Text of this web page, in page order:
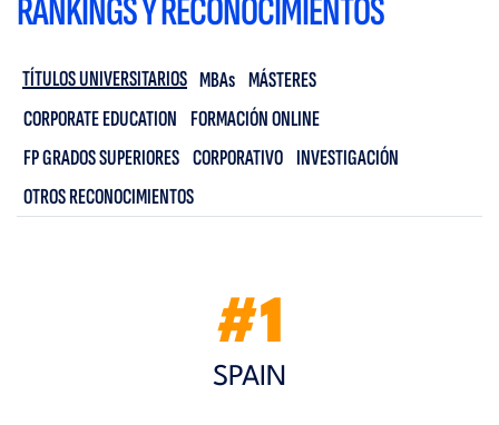
RANKINGS Y RECONOCIMIENTOS
TÍTULOS UNIVERSITARIOS MBAs MÁSTERES
CORPORATE EDUCATION FORMACIÓN ONLINE
FP GRADOS SUPERIORES CORPORATIVO INVESTIGACIÓN
OTROS RECONOCIMIENTOS
#1
SPAIN